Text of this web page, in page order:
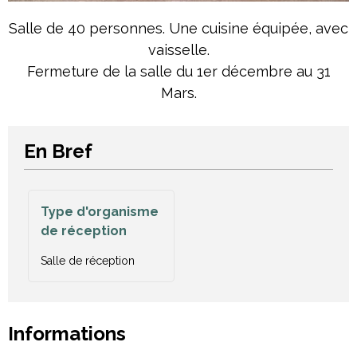
Salle de 40 personnes. Une cuisine équipée, avec
vaisselle.
Fermeture de la salle du 1er décembre au 31
Mars.
En Bref
Type d'organisme
de réception
Salle de réception
Informations